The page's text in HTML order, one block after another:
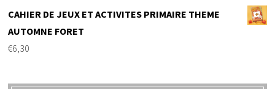
CAHIER DE JEUX ET ACTIVITES PRIMAIRE THEME
AUTOMNE FORET
€6,30